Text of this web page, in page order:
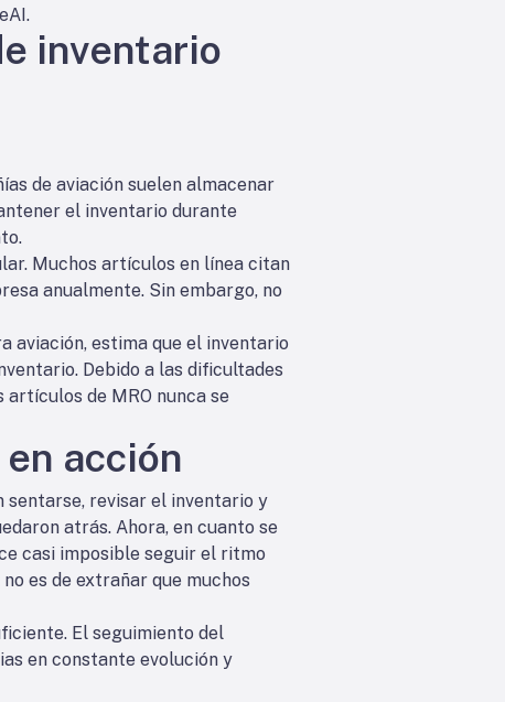
inventario
de aviación suelen almacenar
el inventario durante
Muchos artículos en línea citan
anualmente. Sin embargo, no
aviación, estima que el inventario
Debido a las dificultades
de MRO nunca se
acción
sentarse, revisar el inventario y
atrás. Ahora, en cuanto se
casi imposible seguir el ritmo
es de extrañar que muchos
El seguimiento del
en constante evolución y